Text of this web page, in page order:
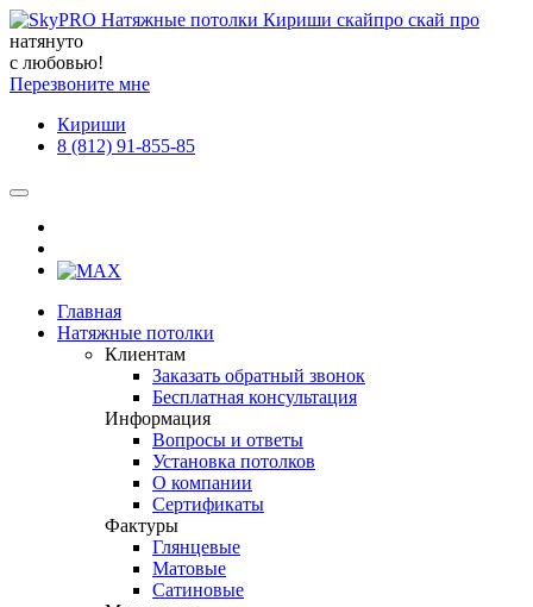
натянуто
с любовью!
Перезвоните мне
Кириши
8 (812) 91-855-85
Главная
Натяжные потолки
Клиентам
Заказать обратный звонок
Бесплатная консультация
Информация
Вопросы и ответы
Установка потолков
О компании
Сертификаты
Фактуры
Глянцевые
Матовые
Сатиновые